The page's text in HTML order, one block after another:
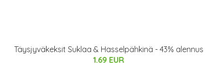
Täysjyväkeksit Suklaa & Hasselpähkinä - 43% alennus
1.69 EUR